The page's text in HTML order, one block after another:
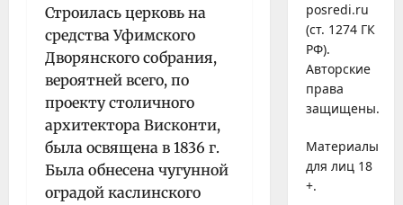
Строилась церковь на
средства Уфимского
Дворянского собрания,
вероятней всего, по
проекту столичного
архитектора Висконти,
была освящена в 1836 г.
Была обнесена чугунной
оградой каслинского
posredi.ru
(ст. 1274 ГК
РФ).
Авторские
права
защищены.
Материалы
для лиц 18
+.